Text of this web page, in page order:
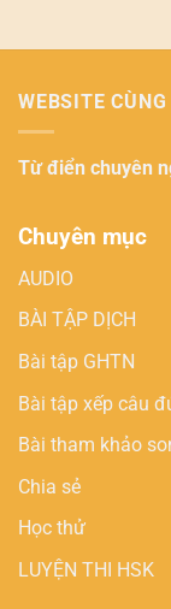
WEBSITE
Từ điển chuyên
Chuyên mục
AUDIO
BÀI TẬP DỊCH
Bài tập GHTN
Bài tập xếp câu
Bài tham khảo
Chia sẻ
Học thử
LUYỆN THI HSK